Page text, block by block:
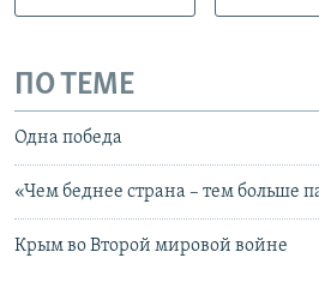
ПО ТЕМЕ
Одна победа
«Чем беднее страна – тем больше
Крым во Второй мировой войне